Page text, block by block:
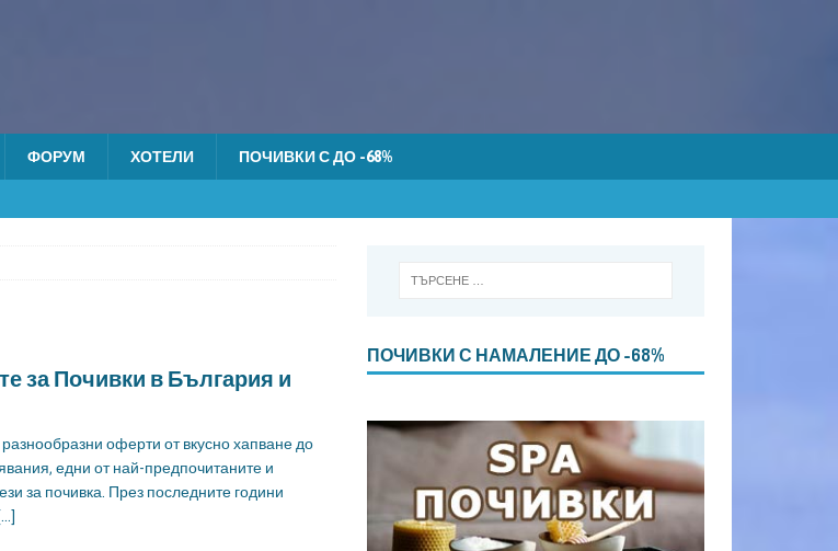
ФОРУМ ХОТЕЛИ ПОЧИВКИ С ДО -68%
за Почивки в България и
оферти от вкусно хапване до
едни от най-предпочитаните и
за почивка. През последните години
[…]
ПОЧИВКИ С НАМАЛЕНИЕ ДО -68%